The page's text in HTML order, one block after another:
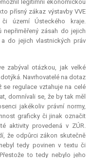
legitimní ekonomickou
přísný zákaz výstavby VVE
území Ústeckého kraje.
nepřiměřený zásah do jejich
do jejich vlastnických práv
zabýval otázkou, jak velké
Navrhovatelé na dotaz
se regulace vztahuje na celé
domnívali se, že by tak měl
jakékoliv právní normy,
graficky či jinak označit
aktivity provedená v ZÚR.
že odpůrci zákon skutečně
tedy povinen v textu či
to tedy nebylo jeho